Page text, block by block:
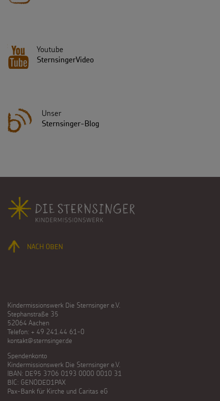
Youtube
SternsingerVideo
Unser
Sternsinger-Blog
Fußbereich
NACH OBEN
Kindermissionswerk Die Sternsinger e.V.
Stephanstraße 35
52064 Aachen
Telefon: + 49 241.44 61-0
kontakt@sternsinger.de
Spendenkonto
Kindermissionswerk Die Sternsinger e.V.
IBAN: DE95 3706 0193 0000 0010 31
BIC: GENODED1PAX
Pax-Bank für Kirche und Caritas eG